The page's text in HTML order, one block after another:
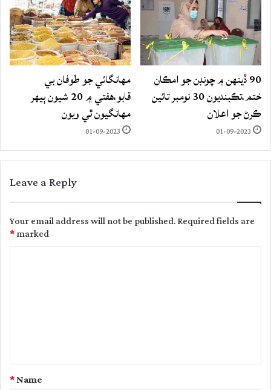
90 ڏينهن ۾ چونڊن جو امڪان
ختم،تڪبنديون 30 نومبر تائين
ڪرڻ جو اعلان
01-09-2023
مهانگائي جو طوفان بي
قابو،هفتي ۾ 20 شيون ٻيهر
مهانگيون ٿي ويون
01-09-2023
Leave a Reply
Your email address will not be published.Required fields are
marked
*
t
Name
*